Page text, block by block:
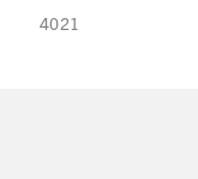
4021